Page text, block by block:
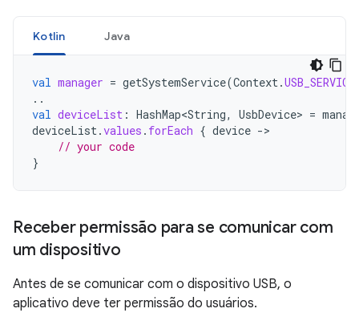
Kotlin Java
val manager = getSystemService(Context.USB_SERVICE
..
val deviceList : HashMap<String, UsbDevice> =
deviceList.values . forEach { device -
// your code
}
Receber permissão para se comunicar com
um dispositivo
Antes de se comunicar com o dispositivo USB, o
aplicativo deve ter permissão do usuários.